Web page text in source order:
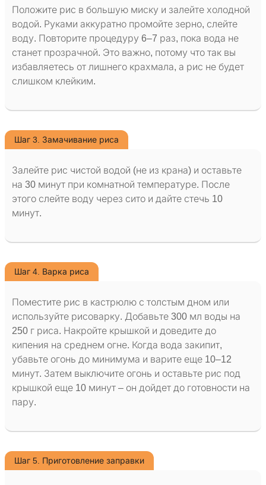
Положите рис в большую миску и залейте холодной
водой. Руками аккуратно промойте зерно, слейте
воду. Повторите процедуру 6–7 раз, пока вода не
станет прозрачной. Это важно, потому что так вы
избавляетесь от лишнего крахмала, а рис не будет
слишком клейким.
Шаг 3. Замачивание риса
Залейте рис чистой водой (не из крана) и оставьте
на 30 минут при комнатной температуре. После
этого слейте воду через сито и дайте стечь 10
минут.
Шаг 4. Варка риса
Поместите рис в кастрюлю с толстым дном или
используйте рисоварку. Добавьте 300 мл воды на
250 г риса. Накройте крышкой и доведите до
кипения на среднем огне. Когда вода закипит,
убавьте огонь до минимума и варите еще 10–12
минут. Затем выключите огонь и оставьте рис под
крышкой еще 10 минут – он дойдет до готовности на
пару.
Шаг 5. Приготовление заправки